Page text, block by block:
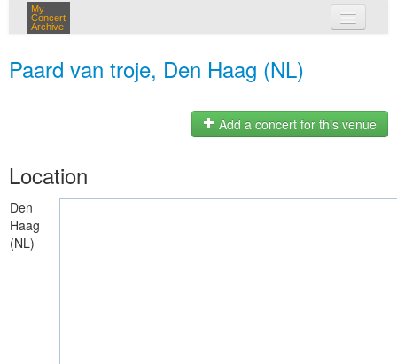
My
Concert
Archive
Paard van troje, Den Haag (NL)
Add a concert for this venue
Location
Den
Haag
(NL)